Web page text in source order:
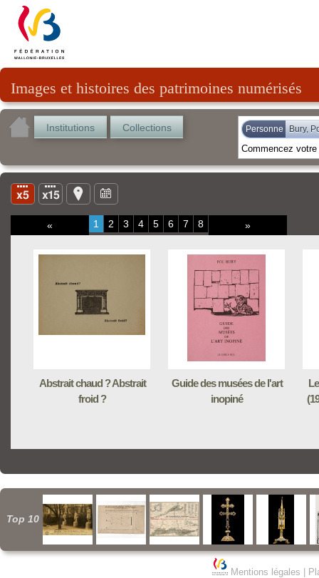
Images et histoires des patrimoines numérisés
Institutions Collections Personne Bury,
« 1 2 3 4 5 6 7 8 »
Abstrait chaud ? Abstrait
froid ?
Guide des musées de l'art
inopiné
Top 10
Mentions légales